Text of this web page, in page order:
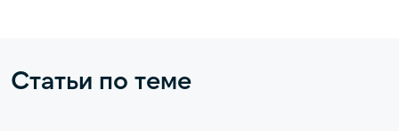
Статьи по теме